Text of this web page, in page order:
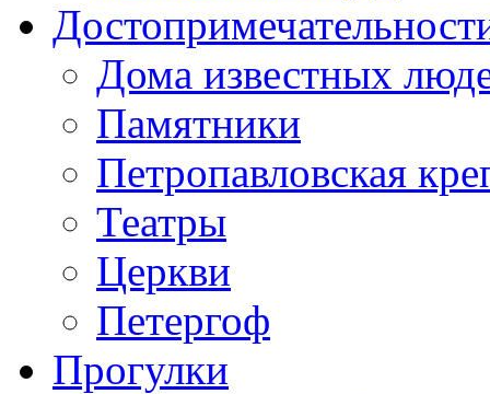
Дома известных
Памятники
Петропавловская
Театры
Церкви
Петергоф
Прогулки